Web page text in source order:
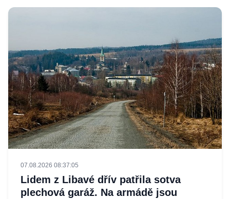
07.08.2026 08:37:05
Lidem z Libavé dřív patřila sotva
plechová garáž. Na armádě jsou